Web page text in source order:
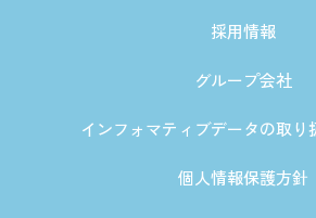
採用情報
グループ会社
インフォマティブデータの取り
個人情報保護方針